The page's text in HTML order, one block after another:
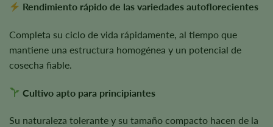
Rendimiento rápido de las variedades autoflorecientes
Completa su ciclo de vida rápidamente, al tiempo que
mantiene una estructura homogénea y un potencial de
cosecha fiable.
Cultivo apto para principiantes
Su naturaleza tolerante y su tamaño compacto hacen de la